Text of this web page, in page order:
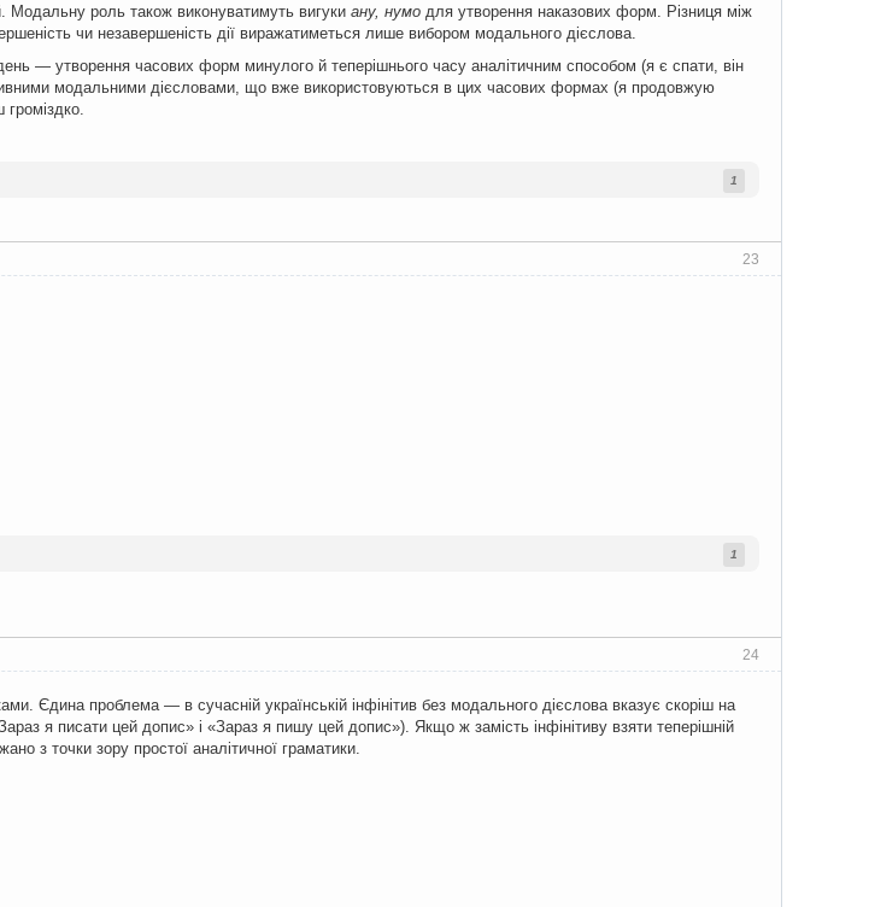
Модальну роль також виконуватимуть вигуки ану, нумо для утворення наказових форм. Різниця між
чи незавершеність дії виражатиметься лише вибором модального дієслова.
— утворення часових форм минулого й теперішнього часу аналітичним способом (я є спати, він
модальними дієсловами, що вже використовуються в цих часових формах (я продовжую
громіздко.
1
23
1
24
Єдина проблема — в сучасній українській інфінітив без модального дієслова вказує скоріш на
я писати цей допис» і «Зараз я пишу цей допис»). Якщо ж замість інфінітиву взяти теперішній
з точки зору простої аналітичної граматики.